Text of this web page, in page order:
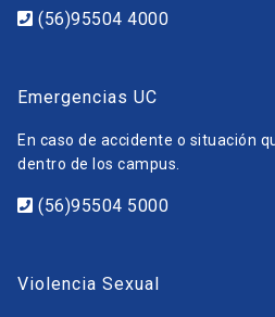
(56)95504 4000
Emergencias UC
En caso de accidente o situación
dentro de los campus.
(56)95504 5000
Violencia Sexual